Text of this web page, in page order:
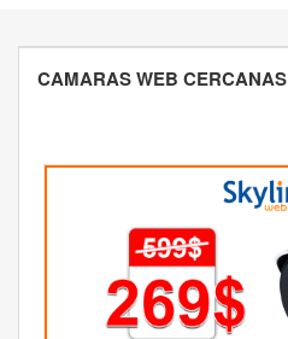
CAMARAS WEB CERCANAS